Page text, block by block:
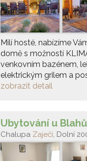
Milí hosté, nabízíme
domě s možností
venkovním bazénem,
elektrickým grilem a
zobrazit detail
Ubytování u Blahů
Chalupa Zaječí, Dolní